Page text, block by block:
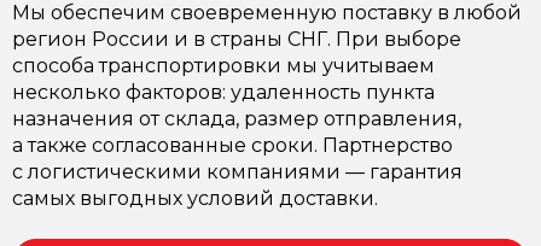
Мы обеспечим своевременную поставку в любой
регион России и в страны СНГ. При выборе
способа транспортировки мы учитываем
несколько факторов: удаленность пункта
назначения от склада, размер отправления,
а также согласованные сроки. Партнерство
с логистическими компаниями — гарантия
самых выгодных условий доставки.